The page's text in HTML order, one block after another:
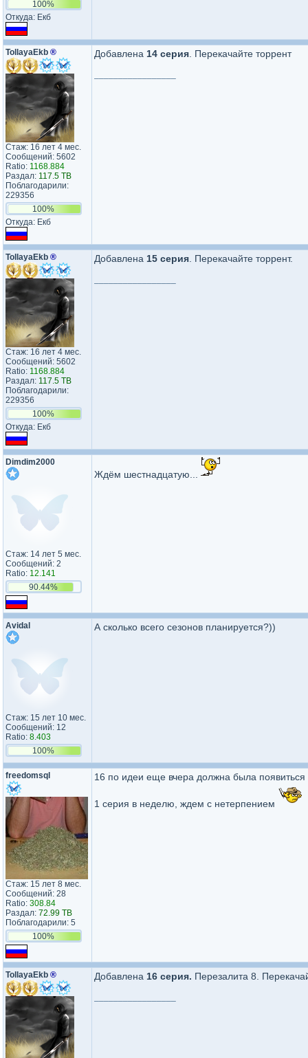
100%
Откуда: Екб
TollayaEkb ®
Стаж: 16 лет 4 мес.
Сообщений: 5602
Ratio: 1168.884
Раздал: 117.5 TB
Поблагодарили:
229356
100%
Откуда: Екб
Добавлена 14 серия . Перекачайте торрент
TollayaEkb ®
Стаж: 16 лет 4 мес.
Сообщений: 5602
Ratio: 1168.884
Раздал: 117.5 TB
Поблагодарили:
229356
100%
Откуда: Екб
Добавлена 15 серия . Перекачайте торрент.
Dimdim2000
Стаж: 14 лет 5 мес.
Сообщений: 2
Ratio: 12.141
90.44%
Ждём шестнадцатую...
Avidal
Стаж: 15 лет 10 мес.
Сообщений: 12
Ratio: 8.403
100%
А сколько всего сезонов планируется?))
freedomsql
Стаж: 15 лет 8 мес.
Сообщений: 28
Ratio: 308.84
Раздал: 72.99 TB
Поблагодарили: 5
100%
16 по идеи еще вчера должна была появиться
1 серия в неделю, ждем с нетерпением
TollayaEkb ® Добавлена 16 серия. Перезалита 8.